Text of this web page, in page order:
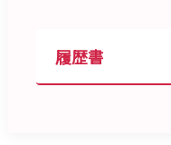
履歴書